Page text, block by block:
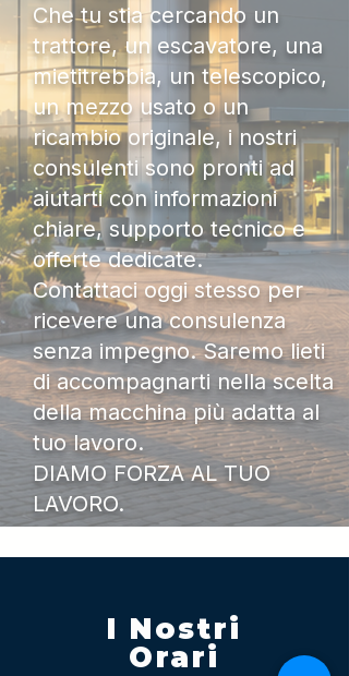
Che tu stia cercando un
trattore, un escavatore, una
mietitrebbia, un telescopico,
un mezzo usato o un
ricambio originale, i nostri
consulenti sono pronti ad
aiutarti con informazioni
chiare, supporto tecnico e
offerte dedicate.
Contattaci oggi stesso per
ricevere una consulenza
senza impegno. Saremo lieti
di accompagnarti nella scelta
della macchina più adatta al
tuo lavoro.
DIAMO FORZA AL TUO
LAVORO.
I Nostri
Orari